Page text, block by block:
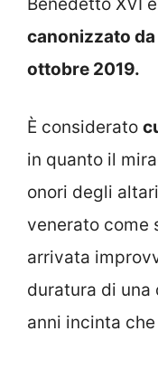
canonizzato da
ottobre 2019.
È considerato
in quanto il
onori degli
venerato come
arrivata
duratura di una
anni incinta